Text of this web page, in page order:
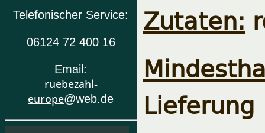
Telefonischer Service:
06124 72 400 16
Email:
ruebezahl-
europe@web.de
Zutaten:
Lieferung